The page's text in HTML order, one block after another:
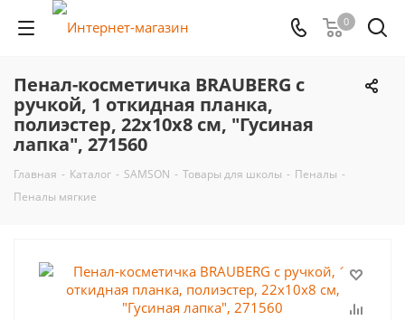
0
Пенал-косметичка BRAUBERG с
ручкой, 1 откидная планка,
полиэстер, 22x10х8 см, "Гусиная
лапка", 271560
Главная - Каталог - SAMSON - Товары для школы - Пеналы -
Пеналы мягкие